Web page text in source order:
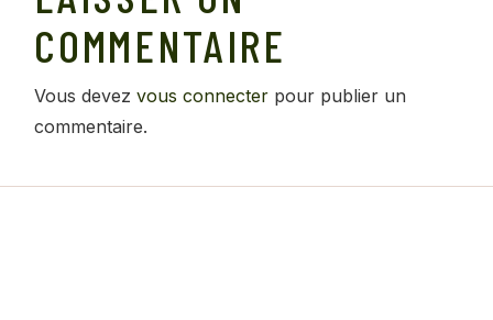
COMMENTAIRE
Vous devezvous connecter pour publier un
commentaire.